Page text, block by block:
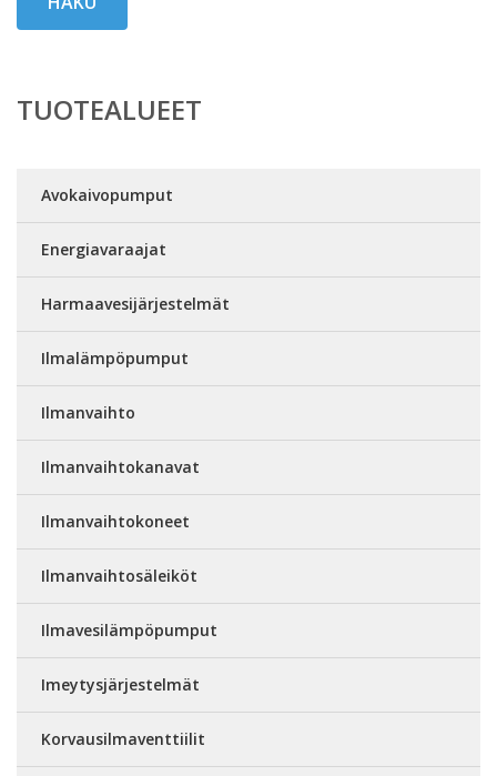
TUOTEALUEET
Avokaivopumput
Energiavaraajat
Harmaavesijärjestelmät
Ilmalämpöpumput
Ilmanvaihto
Ilmanvaihtokanavat
Ilmanvaihtokoneet
Ilmanvaihtosäleiköt
Ilmavesilämpöpumput
Imeytysjärjestelmät
Korvausilmaventtiilit